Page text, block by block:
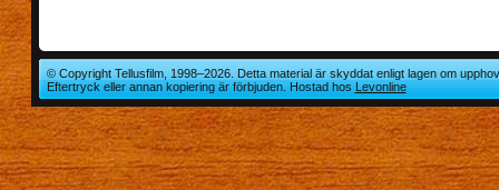
© Copyright Tellusfilm, 1998–2026. Detta material är skyddat enligt lagen om
Eftertryck eller annan kopiering är förbjuden. Hostad hosLevonline